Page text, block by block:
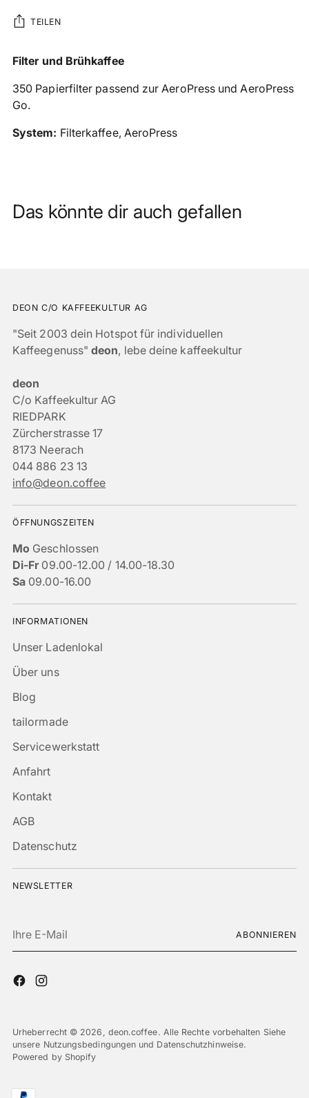
TEILEN
Produkt
den
Warenkorb
legen
Filter und Brühkaffee
350 Papierfilter passend zur AeroPress und AeroPress
Go.
System: Filterkaffee, AeroPress
Das könnte dir auch gefallen
DEON C/O KAFFEEKULTUR AG
"Seit 2003 dein Hotspot für individuellen
Kaffeegenuss"deon, lebe deine kaffeekultur
deon
C/o Kaffeekultur AG
RIEDPARK
Zürcherstrasse 17
8173 Neerach
044 886 23 13
info@deon.coffee
ÖFFNUNGSZEITEN
Mo Geschlossen
Di-Fr09.00-12.00 / 14.00-18.30
Sa 09.00-16.00
INFORMATIONEN
Unser Ladenlokal
Über uns
Blog
tailormade
Servicewerkstatt
Anfahrt
Kontakt
AGB
Datenschutz
NEWSLETTER
E-
ABONNIEREN
Urheberrecht © 2026, deon.coffee. Alle Rechte vorbehalten Siehe
unsere Nutzungsbedingungen und Datenschutzhinweise.
Powered by Shopify